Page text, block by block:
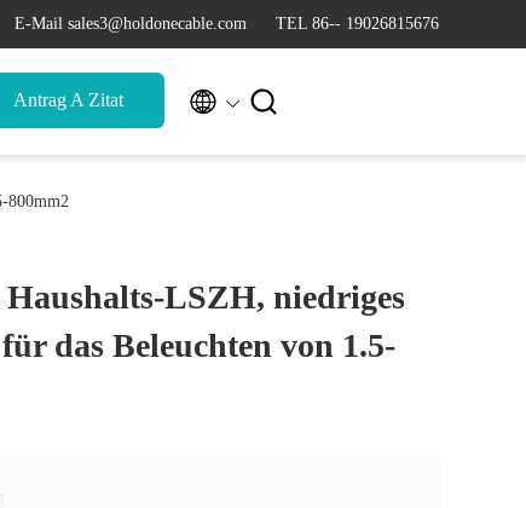
E-Mail sales3@holdonecable.com TEL 86-- 19026815676
Antrag A Zitat  
800mm2
Haushalts-LSZH, niedriges
das Beleuchten von 1.5-